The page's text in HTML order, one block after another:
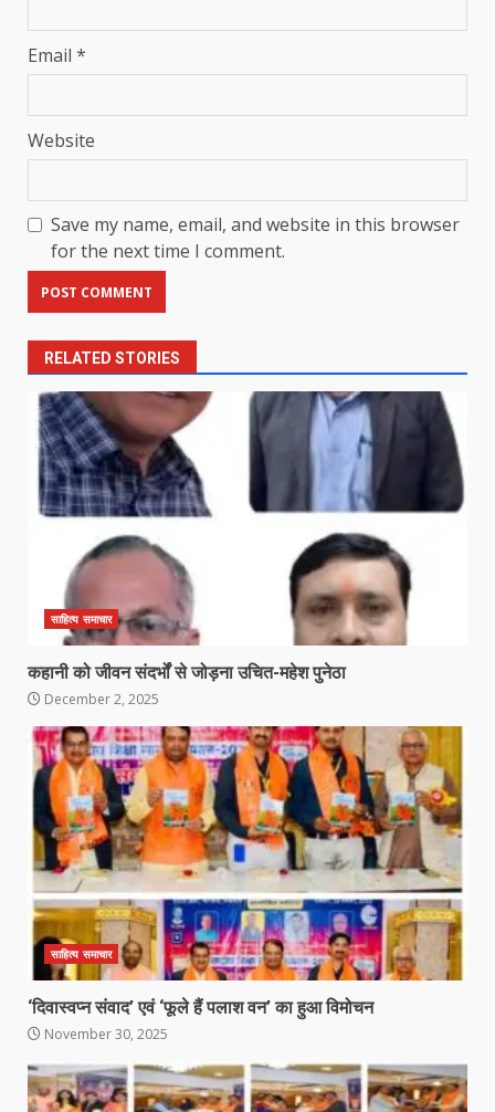
Email *
Website
Save my name, email, and website in this browser
for the next time I comment.
RELATED STORIES
साहित्य समाचार
कहानी को जीवन संदर्भों से जोड़ना उचित-महेश पुनेठा
December 2, 2025
साहित्य समाचार
‘दिवास्वप्न संवाद’ एवं ‘फूले हैं पलाश वन’ का हुआ विमोचन
November 30, 2025